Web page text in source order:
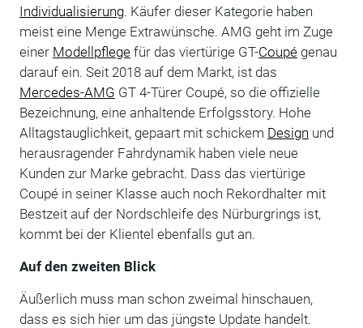
Individualisierung. Käufer dieser Kategorie haben
meist eine Menge Extrawünsche. AMG geht im Zuge
einer Modellpflegefür das viertürige GT-Coupégenau
darauf ein. Seit 2018 auf dem Markt, ist das
Mercedes-AMG GT 4-Türer Coupé, so die offizielle
Bezeichnung, eine anhaltende Erfolgsstory. Hohe
Alltagstauglichkeit, gepaart mit schickem Design und
herausragender Fahrdynamik haben viele neue
Kunden zur Marke gebracht. Dass das viertürige
Coupé in seiner Klasse auch noch Rekordhalter mit
Bestzeit auf der Nordschleife des Nürburgrings ist,
kommt bei der Klientel ebenfalls gut an.
Auf den zweiten Blick
Äußerlich muss man schon zweimal hinschauen,
dass es sich hier um das jüngste Update handelt.